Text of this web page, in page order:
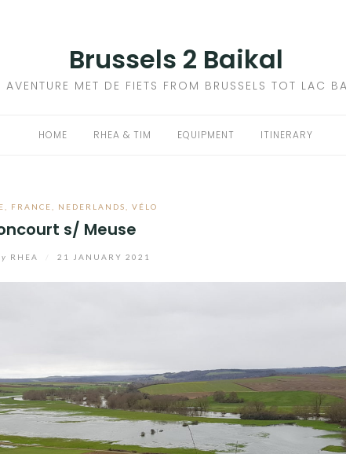
Brussels 2 Baikal
AVENTURE MET DE FIETS FROM BRUSSELS TOT LAC
HOME RHEA & TIM EQUIPMENT ITINERARY
FRANCE NEDERLANDS ,VÉLO
s/ Meuse
RHEA 21 JANUARY 2021